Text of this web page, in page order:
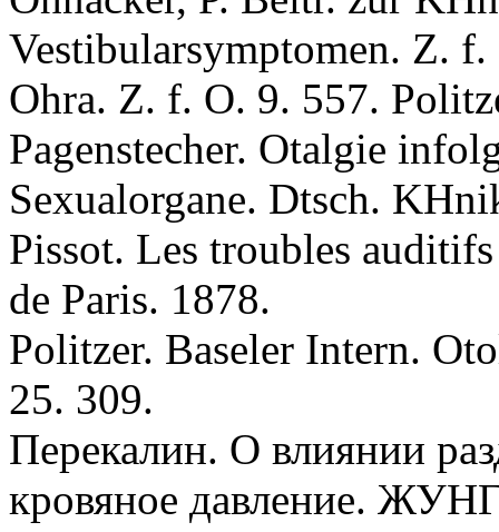
Vestibularsymptomen. Z.
Оhra. Z. f. O. 9. 557.
Pagenstecher. Otalgie
Sexualorgane. Dtsch.
Pissоt. Les troubles
de Paris. 1878.
Politzer. Baseler Intern.
25. 309.
Перекалин. О влиянии
кровяное давление.